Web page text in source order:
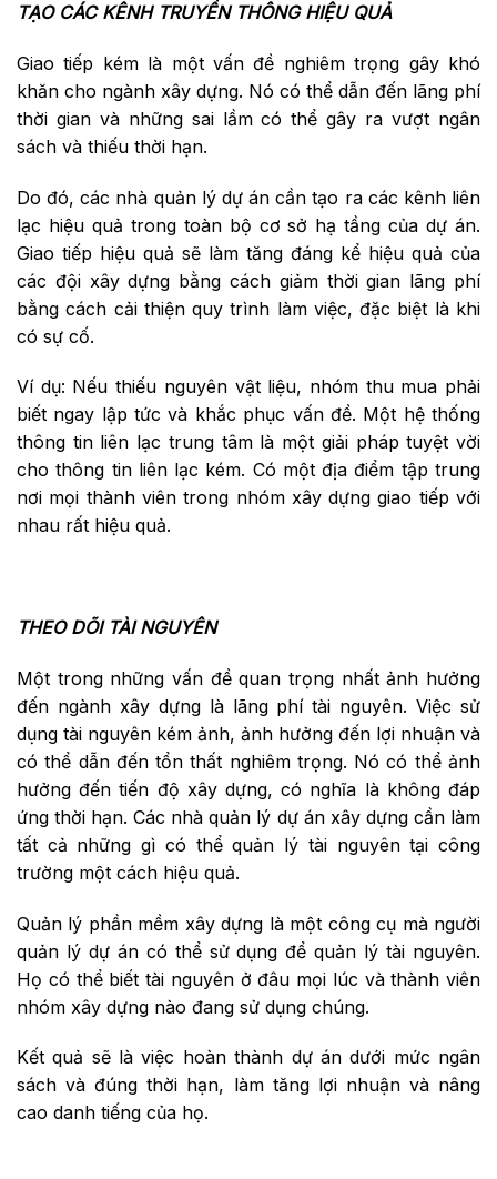
TẠO CÁC KÊNH TRUYỀN THÔNG HIỆU QUẢ
Giao tiếp kém là một vấn đề nghiêm trọng gây khó
khăn cho ngành xây dựng. Nó có thể dẫn đến lãng phí
thời gian và những sai lầm có thể gây ra vượt ngân
sách và thiếu thời hạn.
Do đó, các nhà quản lý dự án cần tạo ra các kênh liên
lạc hiệu quả trong toàn bộ cơ sở hạ tầng của dự án.
Giao tiếp hiệu quả sẽ làm tăng đáng kể hiệu quả của
các đội xây dựng bằng cách giảm thời gian lãng phí
bằng cách cải thiện quy trình làm việc, đặc biệt là khi
có sự cố.
Ví dụ: Nếu thiếu nguyên vật liệu, nhóm thu mua phải
biết ngay lập tức và khắc phục vấn đề. Một hệ thống
thông tin liên lạc trung tâm là một giải pháp tuyệt vời
cho thông tin liên lạc kém. Có một địa điểm tập trung
nơi mọi thành viên trong nhóm xây dựng giao tiếp với
nhau rất hiệu quả.
THEO DÕI TÀI NGUYÊN
Một trong những vấn đề quan trọng nhất ảnh hưởng
đến ngành xây dựng là lãng phí tài nguyên. Việc sử
dụng tài nguyên kém ảnh, ảnh hưởng đến lợi nhuận và
có thể dẫn đến tổn thất nghiêm trọng. Nó có thể ảnh
hưởng đến tiến độ xây dựng, có nghĩa là không đáp
ứng thời hạn. Các nhà quản lý dự án xây dựng cần làm
tất cả những gì có thể quản lý tài nguyên tại công
trường một cách hiệu quả.
Quản lý phần mềm xây dựng là một công cụ mà người
quản lý dự án có thể sử dụng để quản lý tài nguyên.
Họ có thể biết tài nguyên ở đâu mọi lúc và thành viên
nhóm xây dựng nào đang sử dụng chúng.
Kết quả sẽ là việc hoàn thành dự án dưới mức ngân
sách và đúng thời hạn, làm tăng lợi nhuận và nâng
cao danh tiếng của họ.